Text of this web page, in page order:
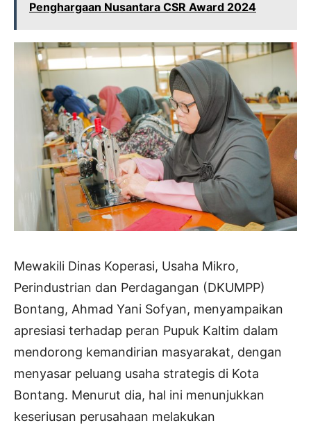
Penghargaan Nusantara CSR Award 2024
Mewakili Dinas Koperasi, Usaha Mikro,
Perindustrian dan Perdagangan (DKUMPP)
Bontang, Ahmad Yani Sofyan, menyampaikan
apresiasi terhadap peran Pupuk Kaltim dalam
mendorong kemandirian masyarakat, dengan
menyasar peluang usaha strategis di Kota
Bontang. Menurut dia, hal ini menunjukkan
keseriusan perusahaan melakukan